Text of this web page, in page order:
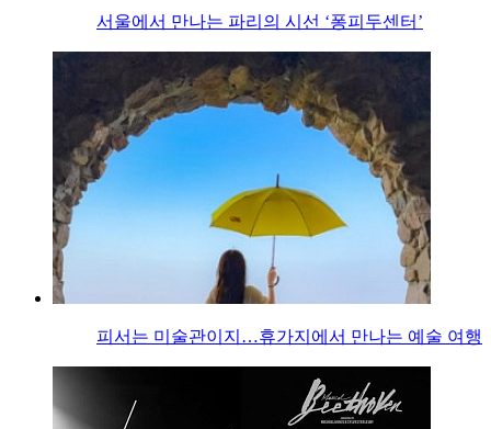
서울에서 만나는 파리의 시선 ‘퐁피두센터’
피서는 미술관이지…휴가지에서 만나는 예술 여행